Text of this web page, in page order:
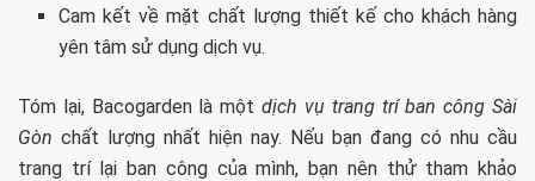
Cam kết về mặt chất lượng thiết kế cho khách hàng
yên tâm sử dụng dịch vụ.
Tóm lại, Bacogarden là mộtdịch vụ trang trí ban công Sài
Gòn chất lượng nhất hiện nay. Nếu bạn đang có nhu cầu
trang trí lại ban công của mình, bạn nên thử tham khảo